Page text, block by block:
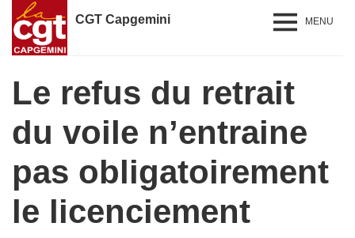
CGT Capgemini MENU
Le refus du retrait
du voile n’entraine
pas obligatoirement
le licenciement